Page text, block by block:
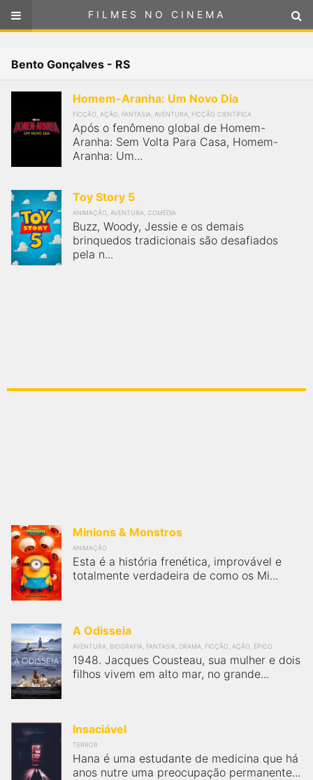
FILMES NO CINEMA
ou selecione sua localização
Bento Gonçalves - RS
Homem-Aranha: Um Novo Dia
FICÇÃO, AÇÃO, FANTASIA, AVENTURA, FICÇÃO CIENTÍFICA
Após o fenômeno global de Homem-
Aranha: Sem Volta Para Casa, Homem-
Aranha: Um...
Toy Story 5
ANIMAÇÃO, AVENTURA, COMÉDIA
Buzz, Woody, Jessie e os demais
brinquedos tradicionais são desafiados
pela n...
Minions & Monstros
ANIMAÇÃO
Esta é a história frenética, improvável e
totalmente verdadeira de como os Mi...
A Odisseia
AVENTURA, BIOGRAFIA, FANTASIA, DRAMA, FICÇÃO, AÇÃO, ÉPICO
1948. Jacques Cousteau, sua mulher e dois
filhos vivem em alto mar, no grande...
Insaciável
TERROR
Hana é uma estudante de medicina que há
anos nutre uma preocupação permanente...
FILMES NO CINEMA
BENTO GONÇALVES - RS
SELECIONE SUA LOCALIZAÇÃO
FILMES EM CARTAZ
GÊNEROS
NOTÍCIAS
trailers e muito mais.